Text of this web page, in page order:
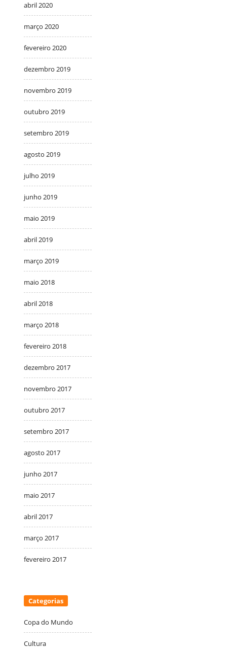
abril 2020
março 2020
fevereiro 2020
dezembro 2019
novembro 2019
outubro 2019
setembro 2019
agosto 2019
julho 2019
junho 2019
maio 2019
abril 2019
março 2019
maio 2018
abril 2018
março 2018
fevereiro 2018
dezembro 2017
novembro 2017
outubro 2017
setembro 2017
agosto 2017
junho 2017
maio 2017
abril 2017
março 2017
fevereiro 2017
Categorias
Copa do Mundo
Cultura